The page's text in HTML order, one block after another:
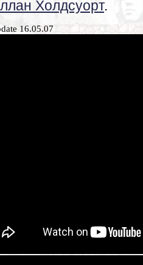
Холдсуорт.
16.05.07